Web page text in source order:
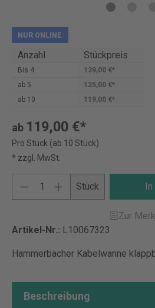
NUR ONLINE
Anzahl Stückpreis
Bis 4
139,00 €*
ab 5
125,00 €*
ab 10 119,00 €*
ab 119,00 €*
Pro Stück (ab 10 Stück)
* zzgl. MwSt.
Stück In
Zur
Artikel-Nr.: L10067323
Hammerbacher Kabelwanne
Beschreibung